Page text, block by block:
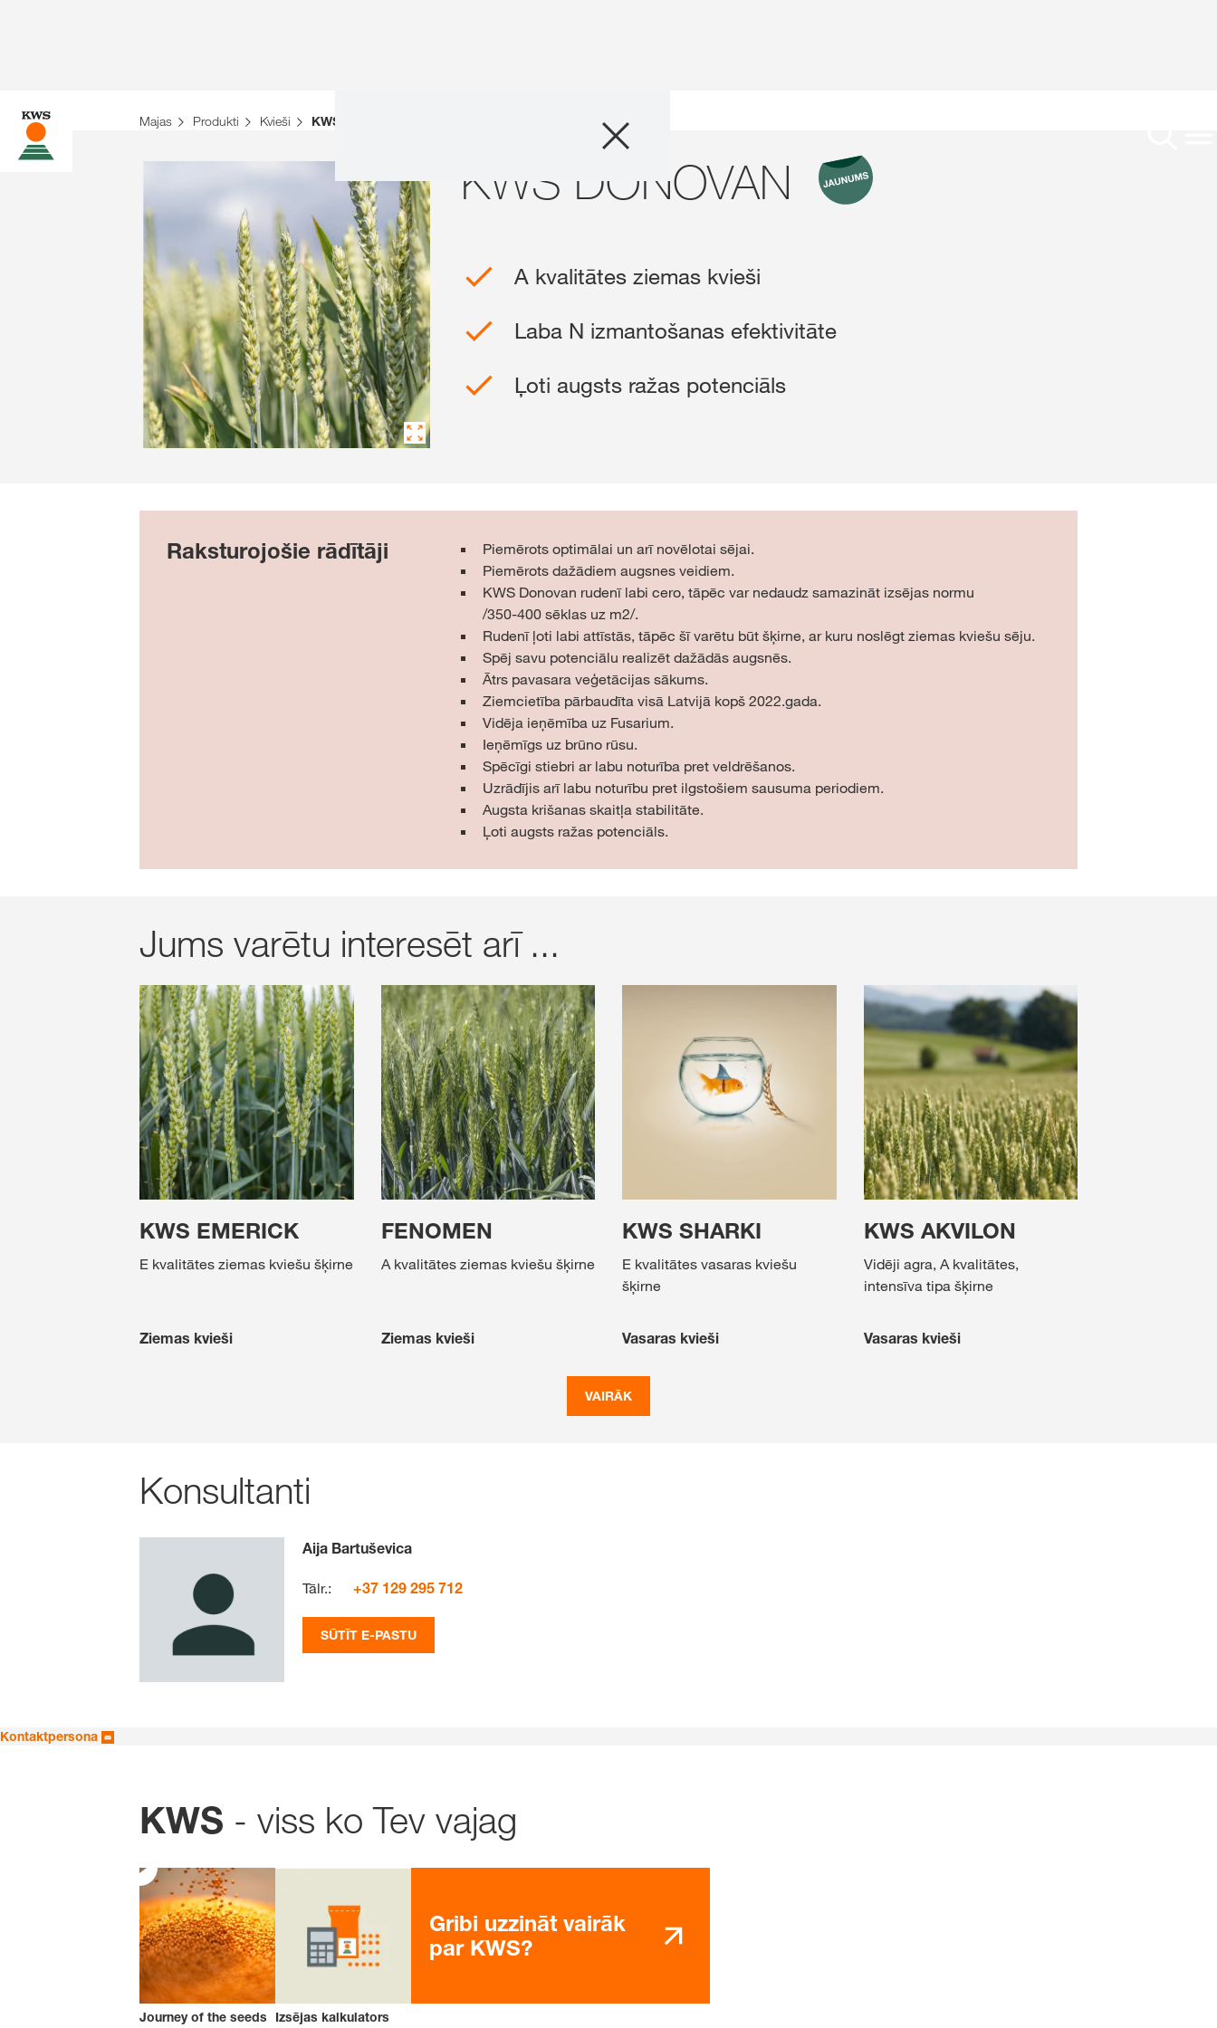
Konsultācijas
Sazinies ar mums
KWS grupas
kws.com/corp
Majas Produkti Kvieši KWS DONOVAN
KWS DONOVAN
A kvalitātes ziemas kvieši
Laba N izmantošanas efektivitāte
Ļoti augsts ražas potenciāls
Raksturojošie rādītāji
Piemērots optimālai un arī novēlotai sējai.
Piemērots dažādiem augsnes veidiem.
KWS Donovan rudenī labi cero, tāpēc var nedaudz samazināt izsējas normu
/350-400 sēklas uz m2/.
Rudenī ļoti labi attīstās, tāpēc šī varētu būt šķirne, ar kuru noslēgt ziemas kviešu sēju.
Spēj savu potenciālu realizēt dažādās augsnēs.
Ātrs pavasara veģetācijas sākums.
Ziemcietība pārbaudīta visā Latvijā kopš 2022.gada.
Vidēja ieņēmība uz Fusarium.
Ieņēmīgs uz brūno rūsu.
Spēcīgi stiebri ar labu noturība pret veldrēšanos.
Uzrādījis arī labu noturību pret ilgstošiem sausuma periodiem.
Augsta krišanas skaitļa stabilitāte.
Ļoti augsts ražas potenciāls.
Jums varētu interesēt arī ...
KWS EMERICK
E kvalitātes ziemas kviešu šķirne
Ziemas kvieši
FENOMEN
A kvalitātes ziemas kviešu šķirne
Ziemas kvieši
KWS SHARKI
E kvalitātes vasaras kviešu
šķirne
Vasaras kvieši
KWS AKVILON
Vidēji agra, A kvalitātes,
intensīva tipa šķirne
Vasaras kvieši
VAIRĀK
Konsultanti
Aija Bartuševica
Tālr.: +37 129 295 712
SŪTĪT E-PASTU
Kontaktpersona
KWS - viss ko Tev vajag
Journey of the seeds Izsējas kalkulators
Gribi uzzināt vairāk
par KWS?